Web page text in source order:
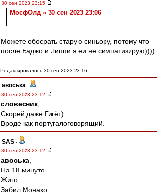
30 сен 2023 23:15
МосфОлд » 30 сен 2023 23:06
Можете обосрать старую синьору, потому что
после Баджо и Липпи я ей не симпатизирую))))
Редактировалось 30 сен 2023 23:16
авоська -
30 сен 2023 23:12
словесник
Скорей даже Гигёт)
Вроде как португалоговорящий.
SAS -
30 сен 2023 23:12
авоська
На 18 минуте
Жиго
Забил Монако.